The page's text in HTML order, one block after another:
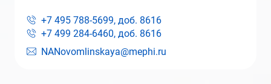
NANovomlinskaya@mephi.ru
+7 495 788-5699, доб. 8616
+7 499 284-6460, доб. 8616